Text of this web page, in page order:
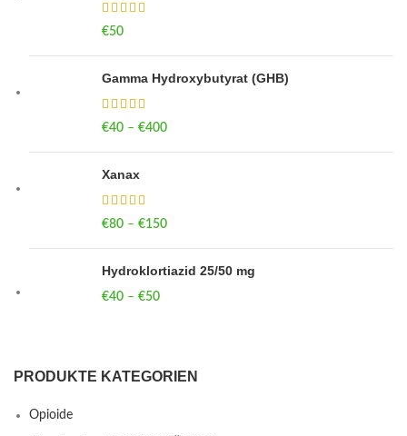
€50
Gamma Hydroxybutyrat (GHB)
€40 – €400
Xanax
€80 – €150
Hydroklortiazid 25/50 mg
€40 – €50
PRODUKTE KATEGORIEN
Opioide